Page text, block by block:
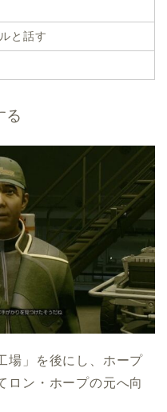
と話す
る
場」を後にし、ホープ
ロン・ホープの元へ向